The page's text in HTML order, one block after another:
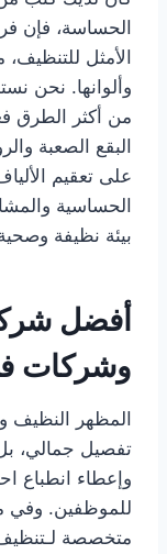
الحساسة، فإن
الأمثل
وألوانها. نحن
من أكثر الطرق
البقع الصعبة
على تعقيم
الحساسية
بيئة نظيفة
أفضل
وشركات
المظهر النظيف
تفصيل جمالي،
وإعطاء انطباع
للموظفين.
متخصصة